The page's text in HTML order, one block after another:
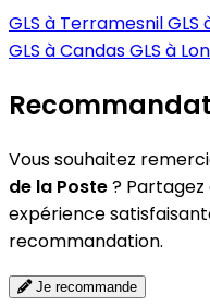
GLS à TerramesnilGLS
GLS à CandasGLS à
Vous souhaitez
de la Poste?
expérience
recommandation.
Je recommande